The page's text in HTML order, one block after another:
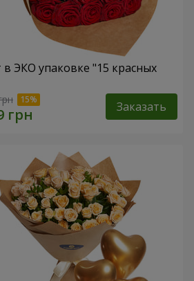
в ЭКО упаковке "15 красных
Заказать